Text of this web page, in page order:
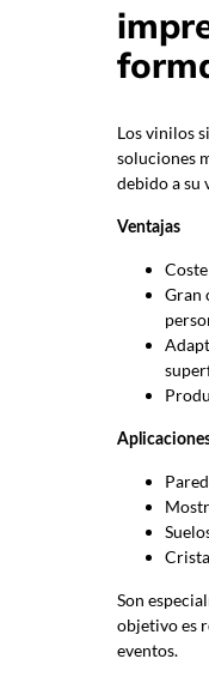
Los vinilos
soluciones
debido a su
Ventajas
Gran
Son
objetivo es
eventos.